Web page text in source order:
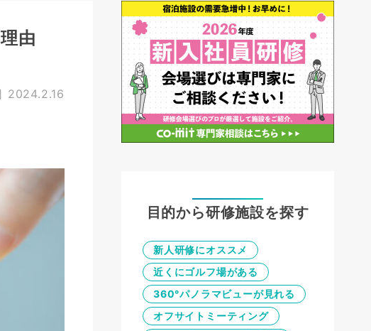
由
2024.2.16
目的から研修施設を探す
新人研修にオススメ
近くにゴルフ場がある
360°パノラマビューが見れる
オフサイトミーティング